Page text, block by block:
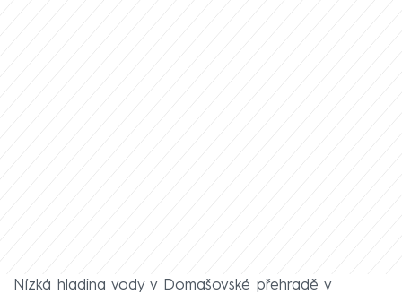
Nízká hladina vody v Domašovské přehradě v